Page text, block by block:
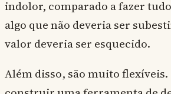
indolor, comparado a fazer
algo que não deveria ser
valor deveria ser esquecido.
Além disso, são muito flexíveis.